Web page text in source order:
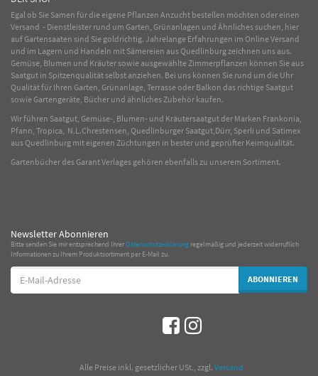
Egal ob Sie Samen für die eigene Pflanzen Anzucht bestellen möchten oder einen
Versand - Dienstleister rund um Garten, Grünanlagen und Ähnliches suchen, hier
auf Gartensaaten sind Sie goldrichtig. Jahrelange Erfahrungen im OnlineVersand
und im Lagern und Handeln mit Sämereien aus Quedlinburg zeichnen uns aus.
Gemüse, Blumen und Kräuter sowie ausgewählteZimmerpflanzen können Sie aus
Saatgut in Spitzenqualität selbst anziehen. Bei uns können Sie rund um die Uhr
Qualität für Ihren Garten, Grünanlage, Terrasse oder Balkon das richtige Saatgut
sowie Gartengeräte, Bücher und ähnliches Zubehör kaufen.
Wir führen Saatgut, Gemüse-, Blumen- und Kräutersaatgut der Marken Frankonia,
Pfann, Tropica, N.L.Chrestensen, Quedlinburger Saatgut,Dürr, Sperli und Satimex
aus Quedlinburg mit eigenen Züchtungen in bester und geprüfter Keimqualität.
Gartenbücher des Garant Verlages gehören ebenfalls zu unserem Sortiment.
Newsletter Abonnieren
Bitte senden Sie mir entsprechend IhrerDatenschutzerklärung regelmäßig und jederzeit widerruflich
Informationen zu Ihrem Produktsortiment per E-Mail zu.
E-
Mail-
Adresse
ABONNIEREN
Alle Preise inkl. gesetzlicher USt., zzgl. Versand